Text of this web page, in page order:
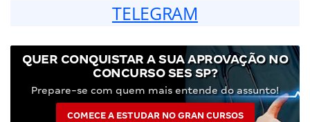
TELEGRAM
QUER CONQUISTAR A SUA APROVAÇÃO NO
CONCURSO SES SP?
Prepare-se com quem mais entende do assunto!
COMECE A ESTUDAR NO GRAN CURSOS